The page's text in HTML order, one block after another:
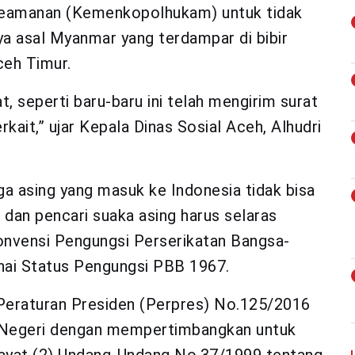
(Kemenkopolhukam) untuk tidak
asal Myanmar yang terdampar di bibir
Timur.
seperti baru-baru ini telah mengirim surat
ujar Kepala Dinas Sosial Aceh, Alhudri
asing yang masuk ke Indonesia tidak bisa
pencari suaka asing harus selaras
Pengungsi Perserikatan Bangsa-
Status Pengungsi PBB 1967.
Presiden (Perpres) No.125/2016
dengan mempertimbangkan untuk